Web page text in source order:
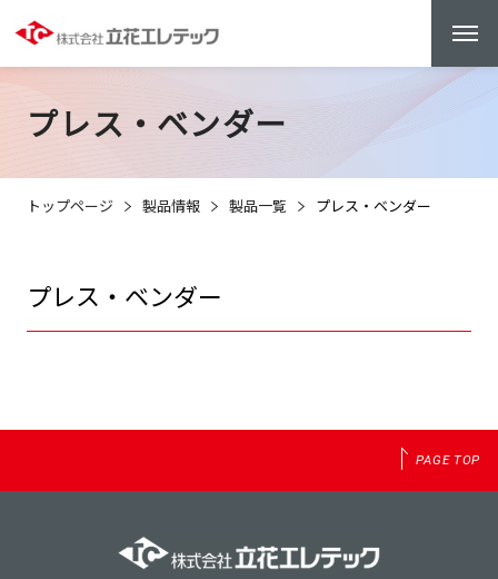
プレス・ベンダー
トップページ 製品情報 製品一覧 プレス・ベンダー
プレス・ベンダー
PAGE TOP